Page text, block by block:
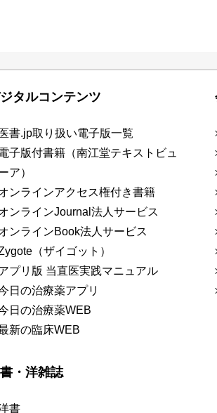
タルコンテンツ
医書.jp取り扱い電子版一覧
子版付書籍（南江堂テキストビュ
ア）
ンラインアクセス権付き書籍
ンラインJournal法人サービス
ンラインBook法人サービス
（ザイゴット）
プリ版 当直医実践マニュアル
日の治療薬アプリ
日の治療薬WEB
新の臨床WEB
・洋雑誌
書